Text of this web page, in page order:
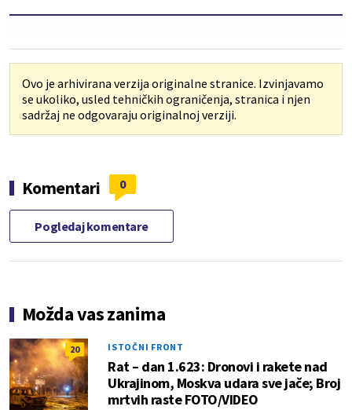
Ovo je arhivirana verzija originalne stranice. Izvinjavamo
se ukoliko, usled tehničkih ograničenja, stranica i njen
sadržaj ne odgovaraju originalnoj verziji.
Komentari 0
Pogledaj komentare
Možda vas zanima
20 ISTOČNI FRONT
Rat – dan 1.623: Dronovi i rakete nad
Ukrajinom, Moskva udara sve jače; Broj
mrtvih raste FOTO/VIDEO